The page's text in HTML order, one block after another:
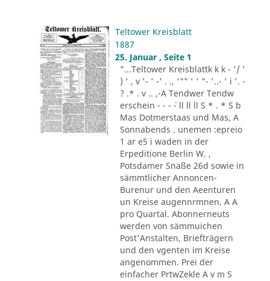
Teltower Kreisblatt
1887
25. Januar , Seite 1
"...Teltower Kreisblattk k k - '/ '
) ' , v '- ' -' . ., '"" ' ' "- '..- ' i '. -
? .* . v .. ,-A Tendwer Tendw
erschein - - - ´- ll ll ll S * . * S b
Mas Dotmerstaas und Mas, A
Sonnabends . unemen :epreio
1 ar e5 i waden in der
Erpeditione Berlin W. ,
Potsdamer Snaße 26d sowie in
sämmtlicher Annoncen-
Burenur und den Aeenturen
un Kreise augennrmnen. A A
pro Quartal. Abonnerneuts
werden von sämmuichen
Post'Anstalten, Briefträgern
und den vgenten im Kreise
angenommen. Prei der
einfacher PrtwZekle A v m S